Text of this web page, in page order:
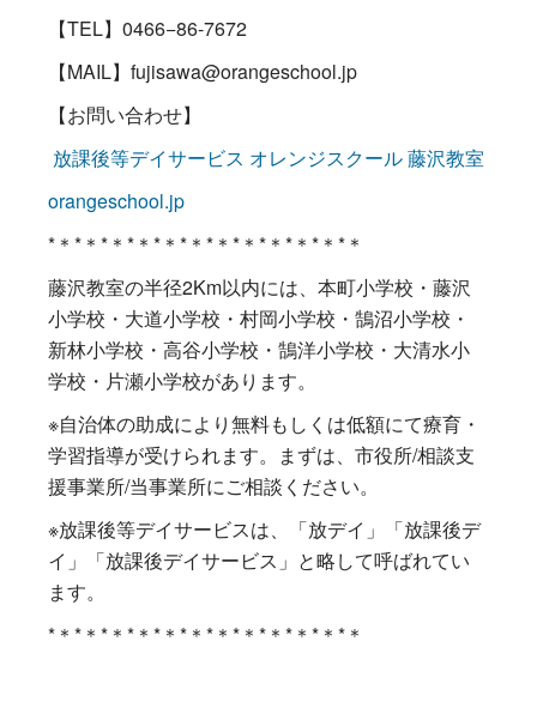
【TEL】0466−86-7672
【MAIL】fujisawa@orangeschool.jp
【お問い合わせ】
放課後等デイサービス オレンジスクール 藤沢教室
orangeschool.jp
*＊*＊*＊*＊*＊*＊*＊*＊*＊*＊*＊*＊
藤沢教室の半径2Km以内には、本町小学校・藤沢
小学校・大道小学校・村岡小学校・鵠沼小学校・
新林小学校・高谷小学校・鵠洋小学校・大清水小
学校・片瀬小学校があります。
※自治体の助成により無料もしくは低額にて療育・
学習指導が受けられます。まずは、市役所/相談支
援事業所/当事業所にご相談ください。
※放課後等デイサービスは、「放デイ」「放課後デ
イ」「放課後デイサービス」と略して呼ばれてい
ます。
*＊*＊*＊*＊*＊*＊*＊*＊*＊*＊*＊*＊